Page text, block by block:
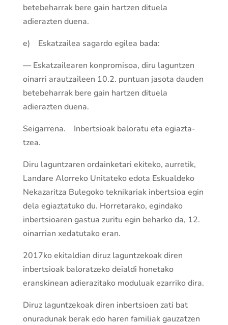
betebeharrak bere gain har­tzen dituela
adierazten duena.
e) Eska­tzailea sagardo egilea bada:
— Eska­tzailearen konpromisoa, diru lagun­tzen
oinarri arau­tzaileen 10.2. puntuan jasota dauden
betebeharrak bere gain har­tzen dituela
adierazten duena.
Seigarrena. Inber­tsioak baloratu eta egiazta­
tzea.
Diru lagun­tza­ren ordainketari ekiteko, aurretik,
Landare Alorreko Unitateko edota Eskualdeko
Nekazari­tza Bulegoko teknikariak inber­tsioa egin
dela egiaztatuko du. Horretarako, egindako
inber­tsioaren gastua zuritu egin beharko da, 12.
oinarrian xedatutako eran.
2017ko ekitaldian diruz lagun­tze­koak diren
inber­tsioak balora­tzeko deialdi honetako
eranskinean adierazitako moduluak ezarriko dira.
Diruz lagun­tze­koak diren inber­tsioen zati bat
onuradunak berak edo haren familiak gauza­tzen